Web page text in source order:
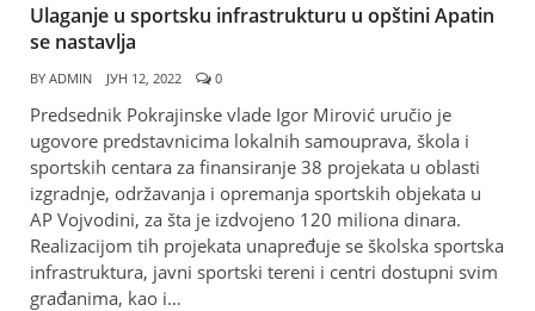
Ulaganje u sportsku infrastrukturu u opštini Apatin
se nastavlja
BY ADMIN ЈУН 12, 2022 0
Predsednik Pokrajinske vlade Igor Mirović uručio je
ugovore predstavnicima lokalnih samouprava, škola i
sportskih centara za finansiranje 38 projekata u oblasti
izgradnje, održavanja i opremanja sportskih objekata u
AP Vojvodini, za šta je izdvojeno 120 miliona dinara.
Realizacijom tih projekata unapređuje se školska sportska
infrastruktura, javni sportski tereni i centri dostupni svim
građanima, kao i…